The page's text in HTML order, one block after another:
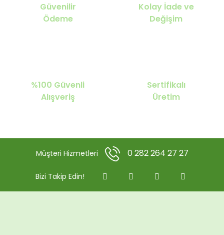
Güvenilir
Ödeme
Kolay İade ve
Değişim
%100 Güvenli
Alışveriş
Sertifikalı
Üretim
Müşteri Hizmetleri 0 282 264 27 27
Bizi Takip Edin!